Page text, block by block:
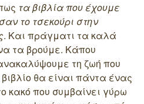
τα βιβλία που έχουμε
το τσεκούρι στην
. Και πράγματι τα καλά
τα βρούμε. Κάπου
τη ζωή που
θα είναι πάντα ένας
κακό που συμβαίνει γύρω